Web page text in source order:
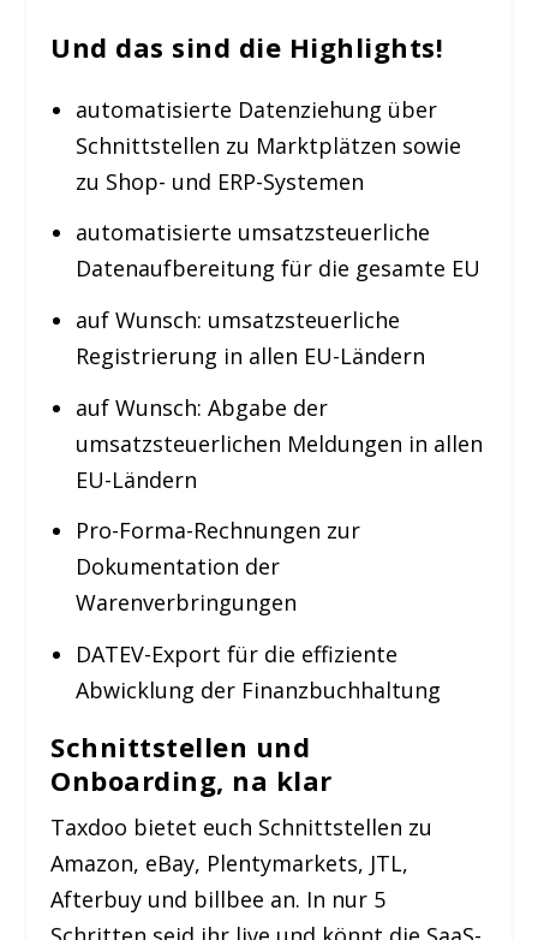
Und das sind die Highlights!
automatisierte Datenziehung über
Schnittstellen zu Marktplätzen sowie
zu Shop- und ERP-Systemen
automatisierte umsatzsteuerliche
Datenaufbereitung für die gesamte EU
auf Wunsch: umsatzsteuerliche
Registrierung in allen EU-Ländern
auf Wunsch: Abgabe der
umsatzsteuerlichen Meldungen in allen
EU-Ländern
Pro-Forma-Rechnungen zur
Dokumentation der
Warenverbringungen
DATEV-Export für die effiziente
Abwicklung der Finanzbuchhaltung
Schnittstellen und
Onboarding, na klar
Taxdoo bietet euch Schnittstellen zu
Amazon, eBay, Plentymarkets, JTL,
Afterbuy und billbee an. In nur 5